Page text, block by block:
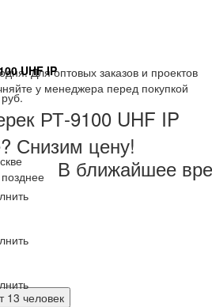
UHF IP
РТ-9100 UHF IP
Снизим цену!
В ближайшее
Для оптовых заказов и проектов
у менеджера перед покупкой
13 человек